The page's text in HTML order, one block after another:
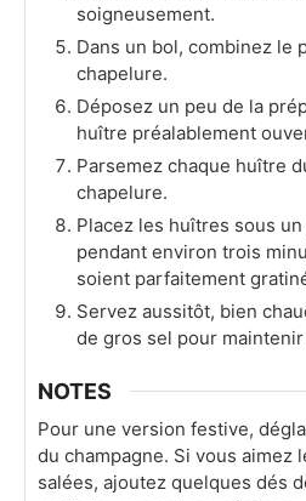
soigneusement.
Dans un bol, combinez le
chapelure.
Déposez un peu de la
huître préalablement
Parsemez chaque huître
chapelure.
Placez les huîtres sous
pendant environ trois
soient parfaitement
Servez aussitôt, bien
de gros sel pour
NOTES
Pour une version festive,
du champagne. Si vous aimez
salées, ajoutez quelques dés